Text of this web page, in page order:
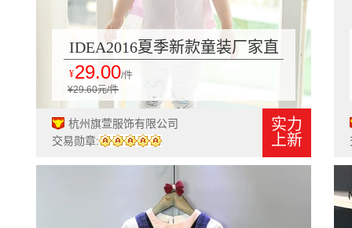
IDEA2016夏季新款童装厂家直
销韩版女童提花连衣裙宝宝公主
裙1826
¥29.00/件
¥29.60元/件
杭州旗萱服饰有限公司
交易勋章:
实力
上新